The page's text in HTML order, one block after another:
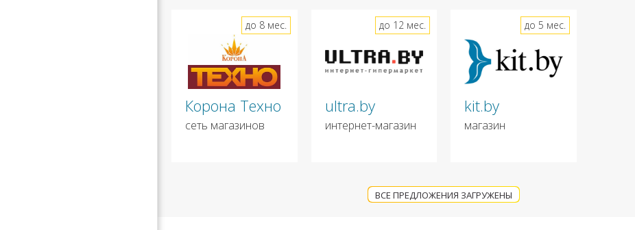
Корона Техно
сеть магазинов
до 8 мес.
ultra.by
интернет-магазин
до 12 мес.
kit.by
магазин
до 5 мес.
ВСЕ ПРЕДЛОЖЕНИЯ ЗАГРУЖЕНЫ